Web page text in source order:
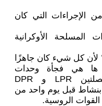
الإجراءات التي كان
المسلحة الأوكرانية
لأن كل شيء كان جاهزًا
ها هي فجأة وحدات
الجمهوريتين الشعبيتين المنفصلتين LPR و DPR
بنشاط قبل يوم واحد من
الروسية.